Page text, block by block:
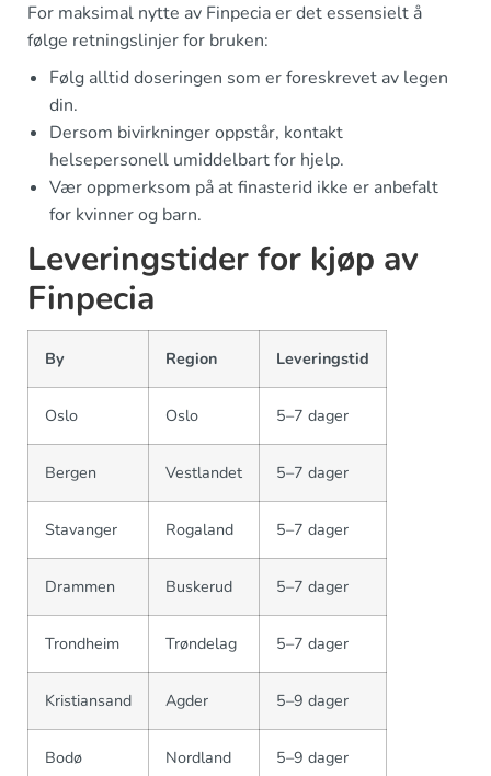
For maksimal nytte av Finpecia er det essensielt å
følge retningslinjer for bruken:
Følg alltid doseringen som er foreskrevet av legen
din.
Dersom bivirkninger oppstår, kontakt
helsepersonell umiddelbart for hjelp.
Vær oppmerksom på at finasterid ikke er anbefalt
for kvinner og barn.
Leveringstider for kjøp av
Finpecia
By Region Leveringstid
Oslo Oslo 5–7 dager
Bergen Vestlandet 5–7 dager
Stavanger Rogaland 5–7 dager
Drammen Buskerud 5–7 dager
Trondheim Trøndelag 5–7 dager
Kristiansand Agder 5–9 dager
Bodø Nordland 5–9 dager